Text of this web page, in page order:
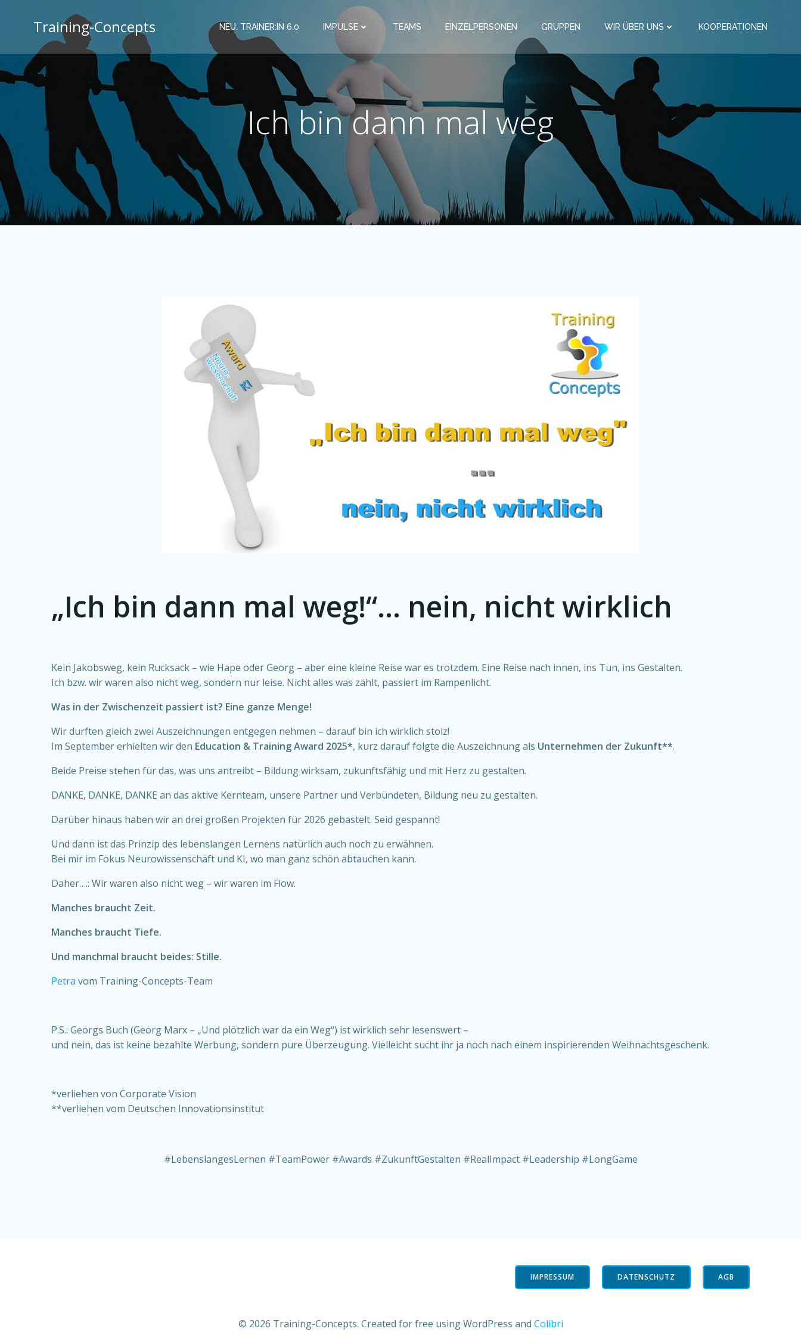
springenTraining-Concepts NEU: TRAINER:IN 6.0 IMPULSE TEAMS EINZELPERSONEN GRUPPEN WIR ÜBER UNS KOOPERATIONEN
Ich bin dann mal weg
„Ich bin dann mal weg!“… nein, nicht wirklich
Kein Jakobsweg, kein Rucksack – wie Hape oder Georg – aber eine kleine Reise war es trotzdem. Eine Reise nach innen, ins Tun, ins Gestalten.
Ich bzw. wir waren also nicht weg, sondern nur leise. Nicht alles was zählt, passiert im Rampenlicht.
Was in der Zwischenzeit passiert ist? Eine ganze Menge!
Wir durften gleich zwei Auszeichnungen entgegen nehmen – darauf bin ich wirklich stolz!
Im September erhielten wir den Education & Training Award 2025*, kurz darauf folgte die Auszeichnung als Unternehmen der Zukunft**.
Beide Preise stehen für das, was uns antreibt – Bildung wirksam, zukunftsfähig und mit Herz zu gestalten.
DANKE, DANKE, DANKE an das aktive Kernteam, unsere Partner und Verbündeten, Bildung neu zu gestalten.
Darüber hinaus haben wir an drei großen Projekten für 2026 gebastelt. Seid gespannt!
Und dann ist das Prinzip des lebenslangen Lernens natürlich auch noch zu erwähnen.
Bei mir im Fokus Neurowissenschaft und KI, wo man ganz schön abtauchen kann.
Daher….: Wir waren also nicht weg – wir waren im Flow.
Manches braucht Zeit.
Manches braucht Tiefe.
Und manchmal braucht beides: Stille.
Petra vom Training-Concepts-Team
P.S.: Georgs Buch (Georg Marx – „Und plötzlich war da ein Weg“) ist wirklich sehr lesenswert –
und nein, das ist keine bezahlte Werbung, sondern pure Überzeugung. Vielleicht sucht ihr ja noch nach einem inspirierenden Weihnachtsgeschenk.
*verliehen von Corporate Vision
**verliehen vom Deutschen Innovationsinstitut
#LebenslangesLernen #TeamPower #Awards #ZukunftGestalten #RealImpact #Leadership #LongGame
IMPRESSUM DATENSCHUTZ AGB
© 2026 Training-Concepts. Created for free using WordPress and Colibri